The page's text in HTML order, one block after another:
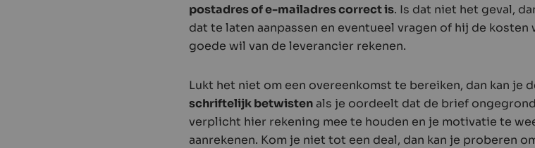
postadres of e-mailadres correct is. Is dat niet het geval,
dat te laten aanpassen en eventueel vragen of hij de
goede wil van de leverancier rekenen.
Lukt het niet om een overeenkomst te bereiken, dan kan je
schriftelijk betwistenals je oordeelt dat de brief
verplicht hier rekening mee te houden en je motivatie te
aanrekenen. Kom je niet tot een deal, dan kan je proberen